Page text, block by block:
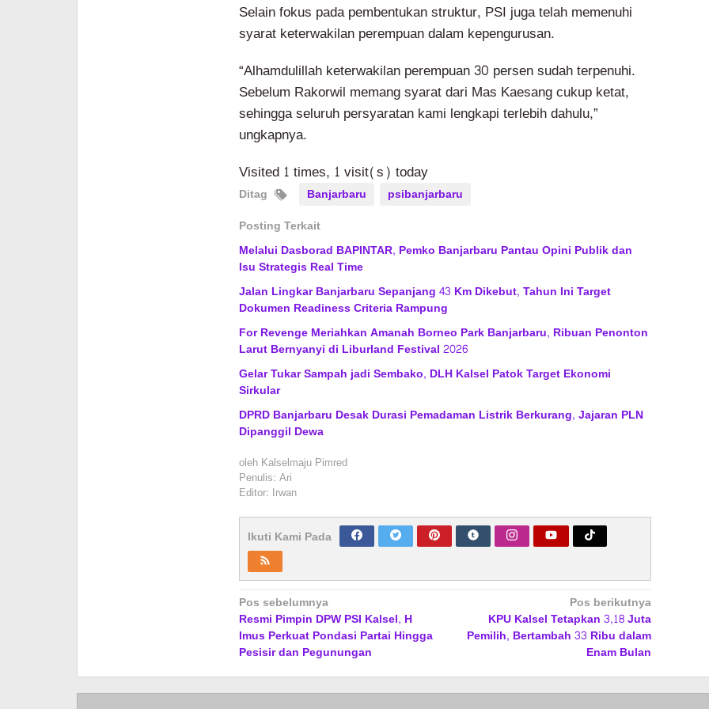
Selain fokus pada pembentukan struktur, PSI juga telah memenuhi
syarat keterwakilan perempuan dalam kepengurusan.
“Alhamdulillah keterwakilan perempuan 30 persen sudah terpenuhi.
Sebelum Rakorwil memang syarat dari Mas Kaesang cukup ketat,
sehingga seluruh persyaratan kami lengkapi terlebih dahulu,”
ungkapnya.
Visited 1 times, 1 visit(s) today
Ditag Banjarbaru
psibanjarbaru
Posting Terkait
Melalui Dasborad BAPINTAR, Pemko Banjarbaru Pantau Opini Publik dan
Isu Strategis Real Time
Jalan Lingkar Banjarbaru Sepanjang 43 Km Dikebut, Tahun Ini Target
Dokumen Readiness Criteria Rampung
For Revenge Meriahkan Amanah Borneo Park Banjarbaru, Ribuan Penonton
Larut Bernyanyi di Liburland Festival 2026
Gelar Tukar Sampah jadi Sembako, DLH Kalsel Patok Target Ekonomi
Sirkular
DPRD Banjarbaru Desak Durasi Pemadaman Listrik Berkurang, Jajaran PLN
Dipanggil Dewa
oleh Kalselmaju Pimred
Penulis: Ari
Editor: Irwan
Ikuti Kami Pada
Navigasi
pos
Pos sebelumnya
Resmi Pimpin DPW PSI Kalsel, H
Imus Perkuat Pondasi Partai Hingga
Pesisir dan Pegunungan
Pos berikutnya
KPU Kalsel Tetapkan 3,18 Juta
Pemilih, Bertambah 33 Ribu dalam
Enam Bulan